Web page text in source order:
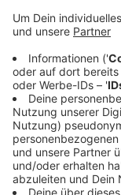
Der März 2020
warm und
es viel Regen,
kalte Nächte.
Wetterstation
Durchschnitt
Tag war der 16.
Temperaturen